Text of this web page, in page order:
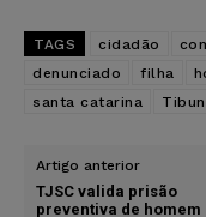
TAGS cidadão
denunciado
filha
santa catarina
Artigo anterior
TJSC valida prisão
preventiva de homem